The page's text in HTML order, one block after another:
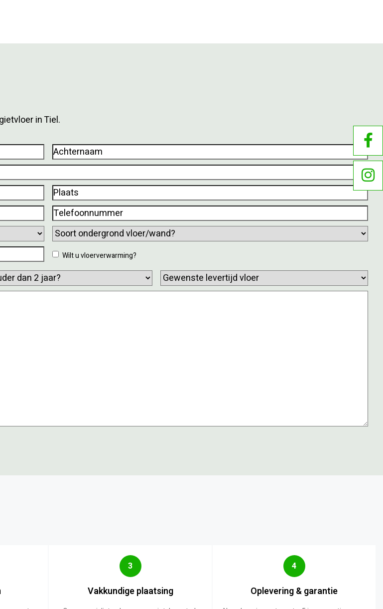
in Tiel.
Achternaam(Vereist)
Plaats(Vereist)
Telefoonnummer(Vereist)
Soort
ondergrond
vloer/wand?
Wilt
vloerverwarming?
Wilt u vloerverwarming?
Gewenste
levertijd
3
Vakkundige plaatsing
4
Oplevering & garantie